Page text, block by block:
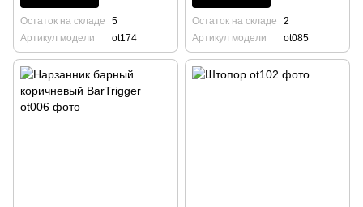
Остаток на складе
5
Артикул модели
ot174
Остаток на складе
2
Артикул модели
ot085